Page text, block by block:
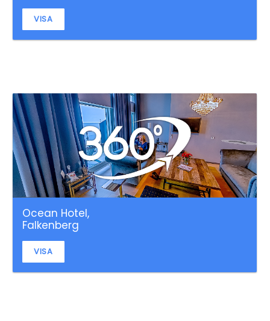
VISA
Ocean Hotel,
Falkenberg
VISA